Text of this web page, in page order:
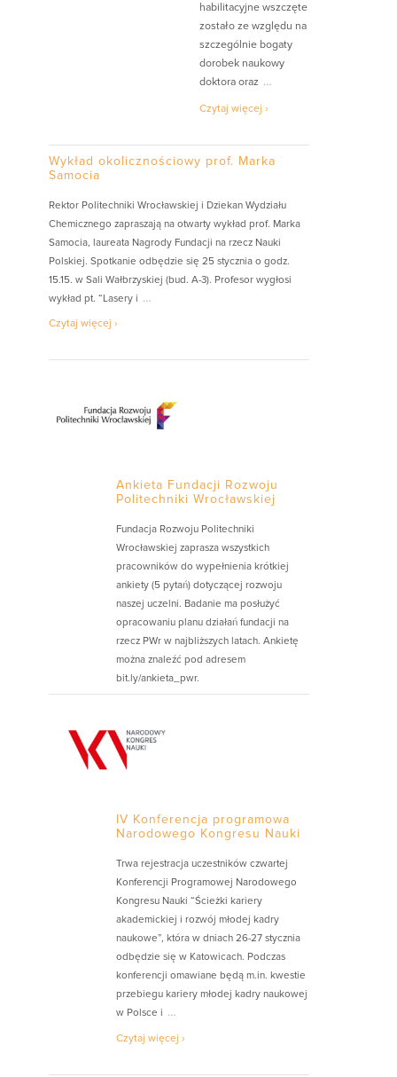
habilitacyjne wszczęte
zostało ze względu na
szczególnie bogaty
dorobek naukowy
doktora oraz …
Czytaj więcej ›
Wykład okolicznościowy prof. Marka
Samocia
Rektor Politechniki Wrocławskiej i Dziekan Wydziału
Chemicznego zapraszają na otwarty wykład prof. Marka
Samocia, laureata Nagrody Fundacji na rzecz Nauki
Polskiej. Spotkanie odbędzie się 25 stycznia o godz.
15.15. w Sali Wałbrzyskiej (bud. A-3). Profesor wygłosi
wykład pt. “Lasery i …
Czytaj więcej ›
Ankieta Fundacji Rozwoju
Politechniki Wrocławskiej
Fundacja Rozwoju Politechniki
Wrocławskiej zaprasza wszystkich
pracowników do wypełnienia krótkiej
ankiety (5 pytań) dotyczącej rozwoju
naszej uczelni. Badanie ma posłużyć
opracowaniu planu działań fundacji na
rzecz PWr w najbliższych latach. Ankietę
można znaleźć pod adresem
bit.ly/ankieta_pwr.
IV Konferencja programowa
Narodowego Kongresu Nauki
Trwa rejestracja uczestników czwartej
Konferencji Programowej Narodowego
Kongresu Nauki “Ścieżki kariery
akademickiej i rozwój młodej kadry
naukowe”, która w dniach 26-27 stycznia
odbędzie się w Katowicach. Podczas
konferencji omawiane będą m.in. kwestie
przebiegu kariery młodej kadry naukowej
w Polsce i …
Czytaj więcej ›